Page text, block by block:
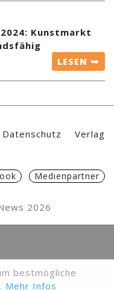
bestmögliche
Mehr Infos
Kunstmarkt
LESEN ⮩
Datenschutz Verlag
Medienpartner
2026